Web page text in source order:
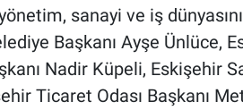
sanayi ve iş
Başkanı Ayşe Ünlüce,
Nadir Küpeli, Eskişehir
Ticaret Odası Başkanı